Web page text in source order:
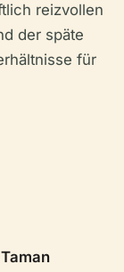
reizvollen
der späte
für